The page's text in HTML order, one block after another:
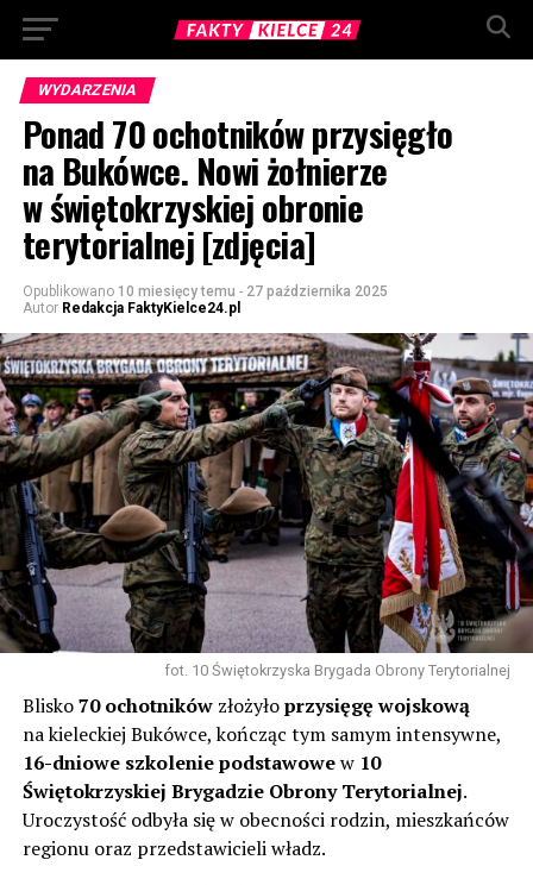
WYDARZENIA
Ponad 70 ochotników przysięgło
na Bukówce. Nowi żołnierze
w świętokrzyskiej obronie
terytorialnej [zdjęcia]
Opublikowano 10 miesięcy temu - 27 października 2025
Autor Redakcja FaktyKielce24.pl
fot. 10 Świętokrzyska Brygada Obrony Terytorialnej
Blisko70 ochotnikówzłożyłoprzysięgę wojskową
na kieleckiej Bukówce, kończąc tym samym intensywne,
16-dniowe szkolenie podstawowew 10
Świętokrzyskiej Brygadzie Obrony Terytorialnej.
Uroczystość odbyła się w obecności rodzin, mieszkańców
regionu oraz przedstawicieli władz.